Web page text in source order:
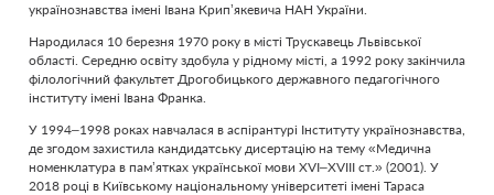
українознавства імені Івана Крип’якевича НАН України.
Народилася 10 березня 1970 року в місті Трускавець Львівської
області. Середню освіту здобула у рідному місті, а 1992 року закінчила
філологічний факультет Дрогобицького державного педагогічного
інституту імені Івана Франка.
У 1994–1998 роках навчалася в аспірантурі Інституту українознавства,
де згодом захистила кандидатську дисертацію на тему «Медична
номенклатура в пам’ятках української мови XVI–XVIII ст.» (2001). У
2018 році в Київському національному університеті імені Тараса